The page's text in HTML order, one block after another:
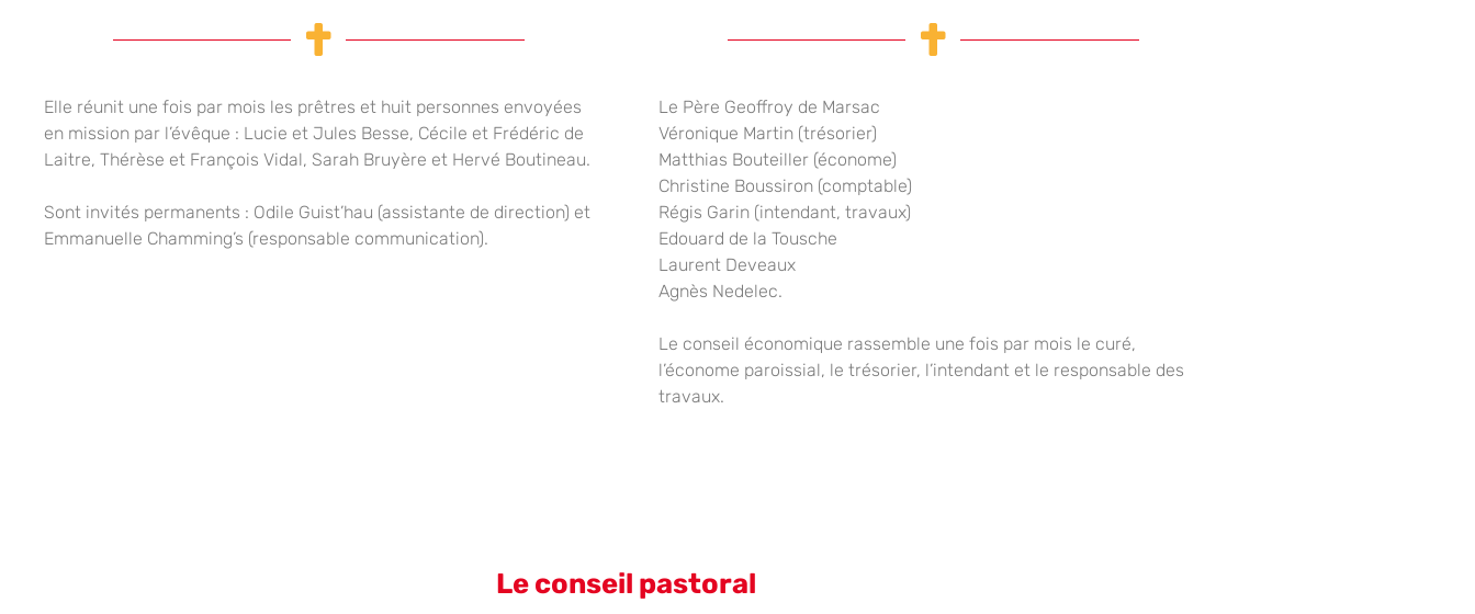
Elle réunit une fois par mois les prêtres et huit personnes envoyées
en mission par l’évêque : Lucie et Jules Besse, Cécile et Frédéric de
Laitre, Thérèse et François Vidal, Sarah Bruyère et Hervé Boutineau.
Sont invités permanents : Odile Guist’hau (assistante de direction) et
Emmanuelle Chamming’s (responsable communication).
Le Père Geoffroy de Marsac
Véronique Martin (trésorier)
Matthias Bouteiller (économe)
Christine Boussiron (comptable)
Régis Garin (intendant, travaux)
Edouard de la Tousche
Laurent Deveaux
Agnès Nedelec.
Le conseil économique rassemble une fois par mois le curé,
l’économe paroissial, le trésorier, l’intendant et le responsable des
travaux.
Le conseil pastoral